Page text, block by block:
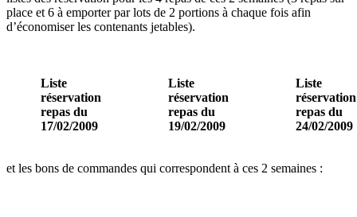
place et 6 à emporter par lots de 2 portions à chaque fois afin
d’économiser les contenants jetables).
Liste
réservation
repas du
17/02/2009
Liste
réservation
repas du
19/02/2009
Liste
réservation
repas du
24/02/2009
et les bons de commandes qui correspondent à ces 2 semaines :